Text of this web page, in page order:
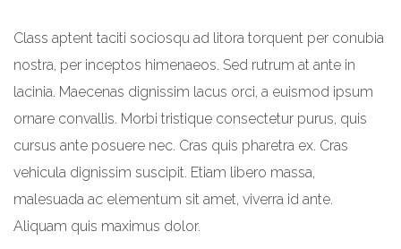
Class aptent taciti sociosqu ad litora torquent per conubia
nostra, per inceptos himenaeos. Sed rutrum at ante in
lacinia. Maecenas dignissim lacus orci, a euismod ipsum
ornare convallis. Morbi tristique consectetur purus, quis
cursus ante posuere nec. Cras quis pharetra ex. Cras
vehicula dignissim suscipit. Etiam libero massa,
malesuada ac elementum sit amet, viverra id ante.
Aliquam quis maximus dolor.